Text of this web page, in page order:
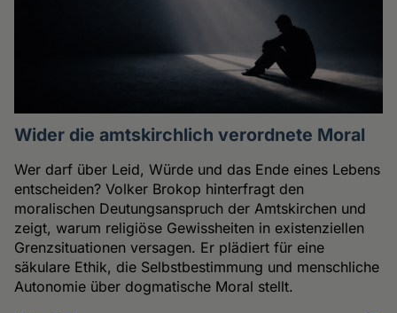
Wider die amtskirchlich verordnete Moral
Wer darf über Leid, Würde und das Ende eines Lebens
entscheiden? Volker Brokop hinterfragt den
moralischen Deutungsanspruch der Amtskirchen und
zeigt, warum religiöse Gewissheiten in existenziellen
Grenzsituationen versagen. Er plädiert für eine
säkulare Ethik, die Selbstbestimmung und menschliche
Autonomie über dogmatische Moral stellt.